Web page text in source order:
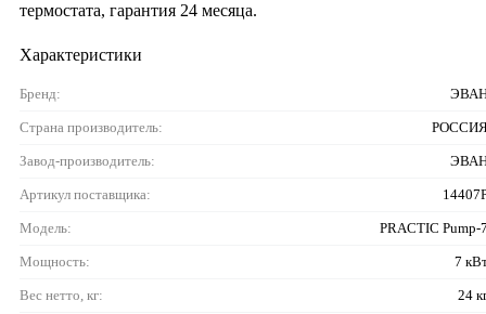
термостата, гарантия 24 месяца.
Характеристики
Бренд:
Страна производитель:
Завод-производитель:
Артикул поставщика:
Модель: PRACTIC Pump-
Мощность: 7
Вес нетто, кг: 24